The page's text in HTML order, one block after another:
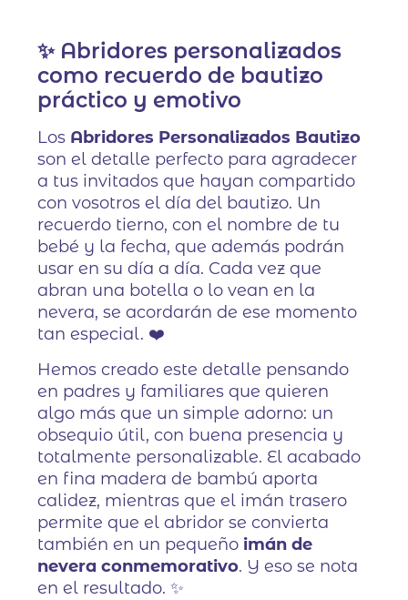
✨ Abridores personalizados
como recuerdo de bautizo
práctico y emotivo
Los Abridores Personalizados Bautizo
son el detalle perfecto para agradecer
a tus invitados que hayan compartido
con vosotros el día del bautizo. Un
recuerdo tierno, con el nombre de tu
bebé y la fecha, que además podrán
usar en su día a día. Cada vez que
abran una botella o lo vean en la
nevera, se acordarán de ese momento
tan especial. ❤️
Hemos creado este detalle pensando
en padres y familiares que quieren
algo más que un simple adorno: un
obsequio útil, con buena presencia y
totalmente personalizable. El acabado
en fina madera de bambú aporta
calidez, mientras que el imán trasero
permite que el abridor se convierta
también en un pequeño imán de
nevera conmemorativo. Y eso se nota
en el resultado. ✨